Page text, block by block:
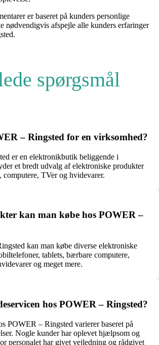
er baseret på kunders personlige
nødvendigvis afspejle alle kunders erfaringer
spørgsmål
– Ringsted for en virksomhed?
er en elektronikbutik beliggende i
et bredt udvalg af elektroniske produkter
computere, TVer og hvidevarer.
kan man købe hos POWER –
kan man købe diverse elektroniske
tablets, bærbare computere,
og meget mere.
hos POWER – Ringsted?
POWER – Ringsted varierer baseret på
Nogle kunder har oplevet hjælpsom og
personalet har givet vejledning og rådgivet